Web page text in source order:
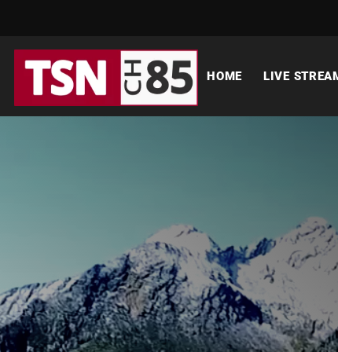
HOME LIVE